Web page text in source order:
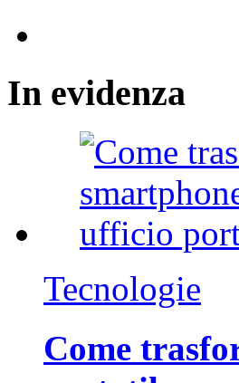
In evidenza
Tecnologie
Come